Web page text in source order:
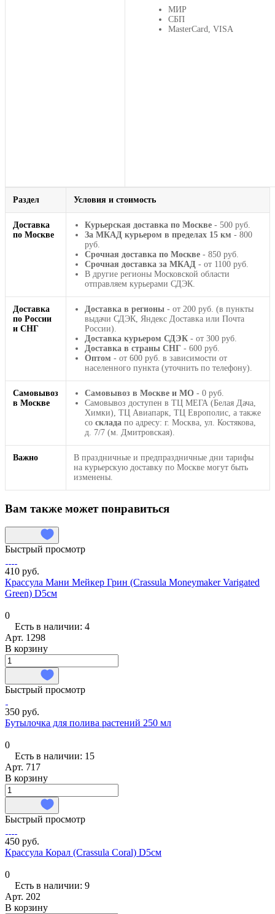
МИР
СБП
MasterCard, VISA
Раздел Условия и стоимость
Доставка
по Москве
Курьерская доставка по Москве - 500 руб.
За МКАД курьером в пределах 15 км - 800
руб.
Срочная доставка по Москве - 850 руб.
Срочная доставка за МКАД - от 1100 руб.
В другие регионы Московской области
отправляем курьерами СДЭК.
Доставка
по России
и СНГ
Доставка в регионы - от 200 руб. (в пункты
выдачи СДЭК, Яндекс Доставка или Почта
России).
Доставка курьером СДЭК - от 300 руб.
Доставка в страны СНГ - 600 руб.
Оптом - от 600 руб. в зависимости от
населенного пункта (уточнить по телефону).
Самовывоз
в Москве
Самовывоз в Москве и МО - 0 руб.
Самовывоз доступен в ТЦ МЕГА (Белая Дача,
Химки), ТЦ Авиапарк, ТЦ Европолис, а также
со склада по адресу: г. Москва, ул. Костякова,
д. 7/7 (м. Дмитровская).
Важно
В праздничные и предпраздничные дни тарифы
на курьерскую доставку по Москве могут быть
изменены.
Вам также может понравиться
Быстрый просмотр
410 руб.
Крассула Мани Мейкер Грин (Crassula Moneymaker Varigated
Green) D5см
0
Есть в наличии: 4
Арт. 1298
В корзину
Быстрый просмотр
350 руб.
Бутылочка для полива растений 250 мл
0
Есть в наличии: 15
Арт. 717
В корзину
Быстрый просмотр
450 руб.
Крассула Корал (Crassula Coral) D5см
0
Есть в наличии: 9
Арт. 202
В корзину